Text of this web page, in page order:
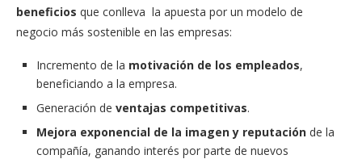
beneficios que conlleva la apuesta por un modelo de
negocio más sostenible en las empresas:
Incremento de la motivación de los empleados,
beneficiando a la empresa.
Generación de ventajas competitivas.
Mejora exponencial de la imagen y reputación de la
compañía, ganando interés por parte de nuevos